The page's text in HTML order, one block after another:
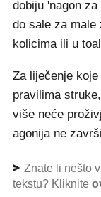
dobiju 'nagon
do sale za male
kolicima ili u
Za liječenje
pravilima
više neće
agonija ne
Znate li nešto
tekstu? Kliknite